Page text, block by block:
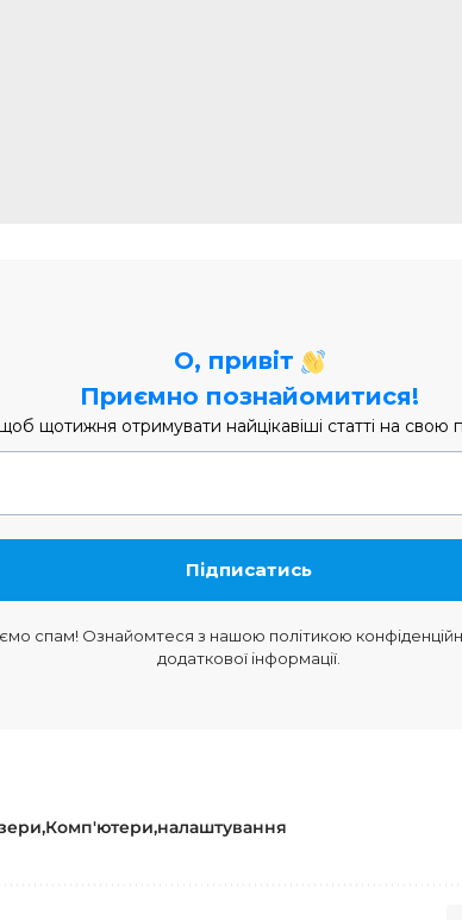
О, привіт
Приємно познайомитися!
щотижня отримувати найцікавіші статті на свою
спам! Ознайомтеся з нашою політикою
додаткової інформації.
Комп'ютери налаштування